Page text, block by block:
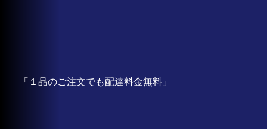
「１品のご注文でも配達料金無料」